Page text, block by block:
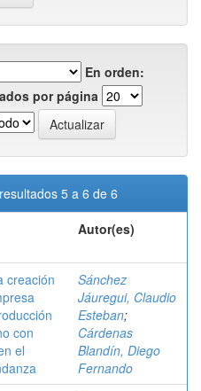
En orden:
por página
5 a 6 de 6
Autor(es)
creación
con
el
Sánchez
Jáuregui, Claudio
Esteban;
Cárdenas
Blandín, Diego
Fernando